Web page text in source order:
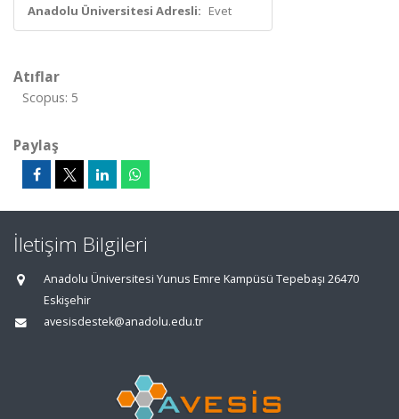
Anadolu Üniversitesi Adresli: Evet
Atıflar
Scopus: 5
Paylaş
İletişim Bilgileri
Anadolu Üniversitesi Yunus Emre Kampüsü Tepebaşı 26470
Eskişehir
avesisdestek@anadolu.edu.tr